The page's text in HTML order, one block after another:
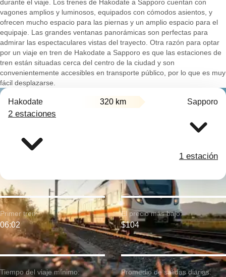
durante el viaje. Los trenes de Hakodate a Sapporo cuentan con
vagones amplios y luminosos, equipados con cómodos asientos, y
ofrecen mucho espacio para las piernas y un amplio espacio para el
equipaje. Las grandes ventanas panorámicas son perfectas para
admirar las espectaculares vistas del trayecto. Otra razón para optar
por un viaje en tren de Hakodate a Sapporo es que las estaciones de
tren están situadas cerca del centro de la ciudad y son
convenientemente accesibles en transporte público, por lo que es muy
fácil desplazarse.
Hakodate 320 km Sapporo
2 estaciones
1 estación
Tiempo del viaje mínimo:
Primer tren:
06:02
El precio más bajo:
$104
Promedio de salidas diarias: